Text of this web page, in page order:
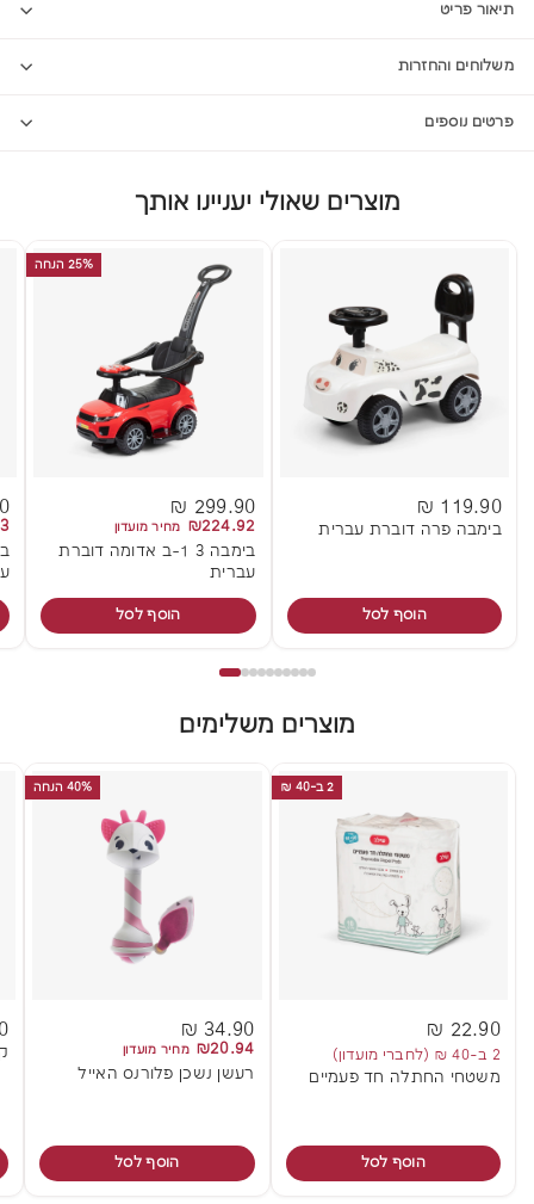
תיאור פריט
משלוחים והחזרות
פרטים נוספים
מוצרים שאולי יעניינו אותך
119.90 ₪
בימבה פרה דוברת עברית
הוסף לסל
25% הנחה
299.90 ₪
₪224.92 מחיר מועדון
בימבה 3 1-ב אדומה דוברת
עברית
הוסף לסל
מוצרים משלימים
2 ב-40 ₪
22.90 ₪
2 ב-40 ₪ (לחברי מועדון)
משטחי החתלה חד פעמיים
הוסף לסל
40% הנחה
34.90 ₪
₪20.94 מחיר מועדון
רעשן נשכן פלורנס האייל
הוסף לסל